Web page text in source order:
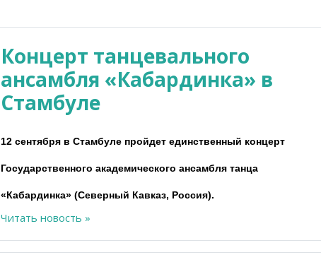
Концерт танцевального
ансамбля «Кабардинка» в
Стамбуле
12 сентября в Стамбуле пройдет единственный концерт
Государственного академического ансамбля танца
«Кабардинка» (Северный Кавказ, Россия).
Читать новость »